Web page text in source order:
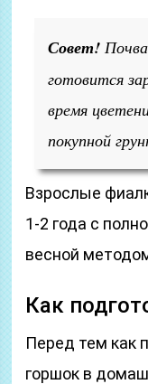
Совет!
готовится
время
покупной
Взрослые
1-2 года с
весной
Как
Перед тем как
горшок в